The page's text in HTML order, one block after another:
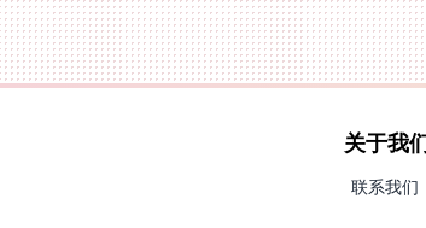
关于我
联系我们